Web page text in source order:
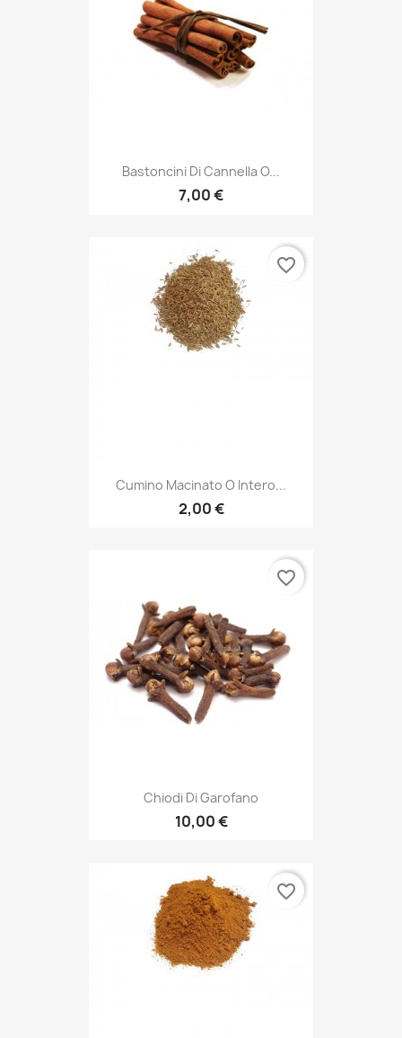
Bastoncini Di Cannella O...
7,00 €
Cumino Macinato O Intero...
2,00 €
favorite_border
Chiodi Di Garofano
10,00 €
favorite_border
favorite_border